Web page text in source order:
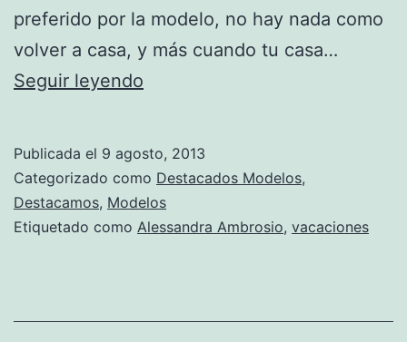
preferido por la modelo, no hay nada como
volver a casa, y más cuando tu casa…
Seguir leyendo
Alessandra
Ambrosio
Publicada el 9 agosto, 2013
Categorizado como Destacados Modelos,
Destacamos, Modelos
Etiquetado como Alessandra Ambrosio, vacaciones